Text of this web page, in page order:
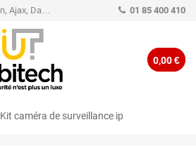
Distributeur officiel Hikvision, Ajax, Dahua, TP-Link - Caméra de vidéo surveillance - Alarme 01 85 400 410
0,00 €
Kit caméra de surveillance ip